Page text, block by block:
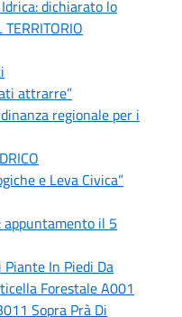
dichiarato lo
attrarre”
regionale per i
e Leva Civica”
il 5
In Piedi Da
Forestale A001
Sopra Prà Di